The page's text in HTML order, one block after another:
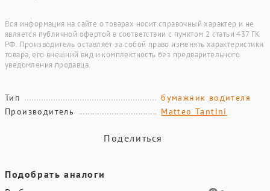
Вся информация на сайте о товарах носит справочный характер и не
является публичной офертой в соответствии с пунктом 2 статьи 437 ГК
РФ. Производитель оставляет за собой право изменять характеристики
товара, его внешний вид и комплектность без предварительного
уведомления продавца.
Тип
бумажник водителя
Производитель
Matteo Tantini
Поделиться
Подобрать аналоги